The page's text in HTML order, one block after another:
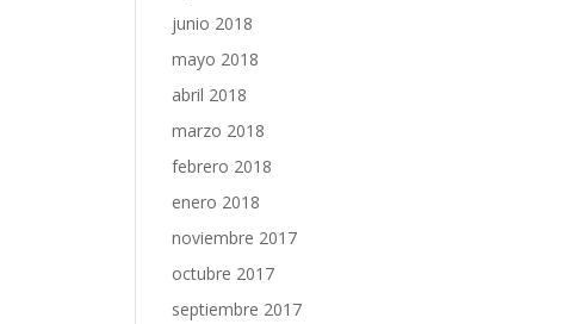
junio 2018
mayo 2018
abril 2018
marzo 2018
febrero 2018
enero 2018
noviembre 2017
octubre 2017
septiembre 2017